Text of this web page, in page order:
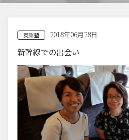
英語塾 2018年06月28日
新幹線での出会い